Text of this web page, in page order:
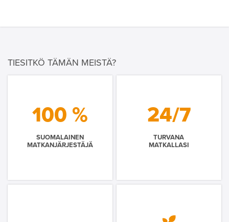
TIESITKÖ TÄMÄN MEISTÄ?
100 %
SUOMALAINEN
MATKANJÄRJESTÄJÄ
24/7
TURVANA
MATKALLASI